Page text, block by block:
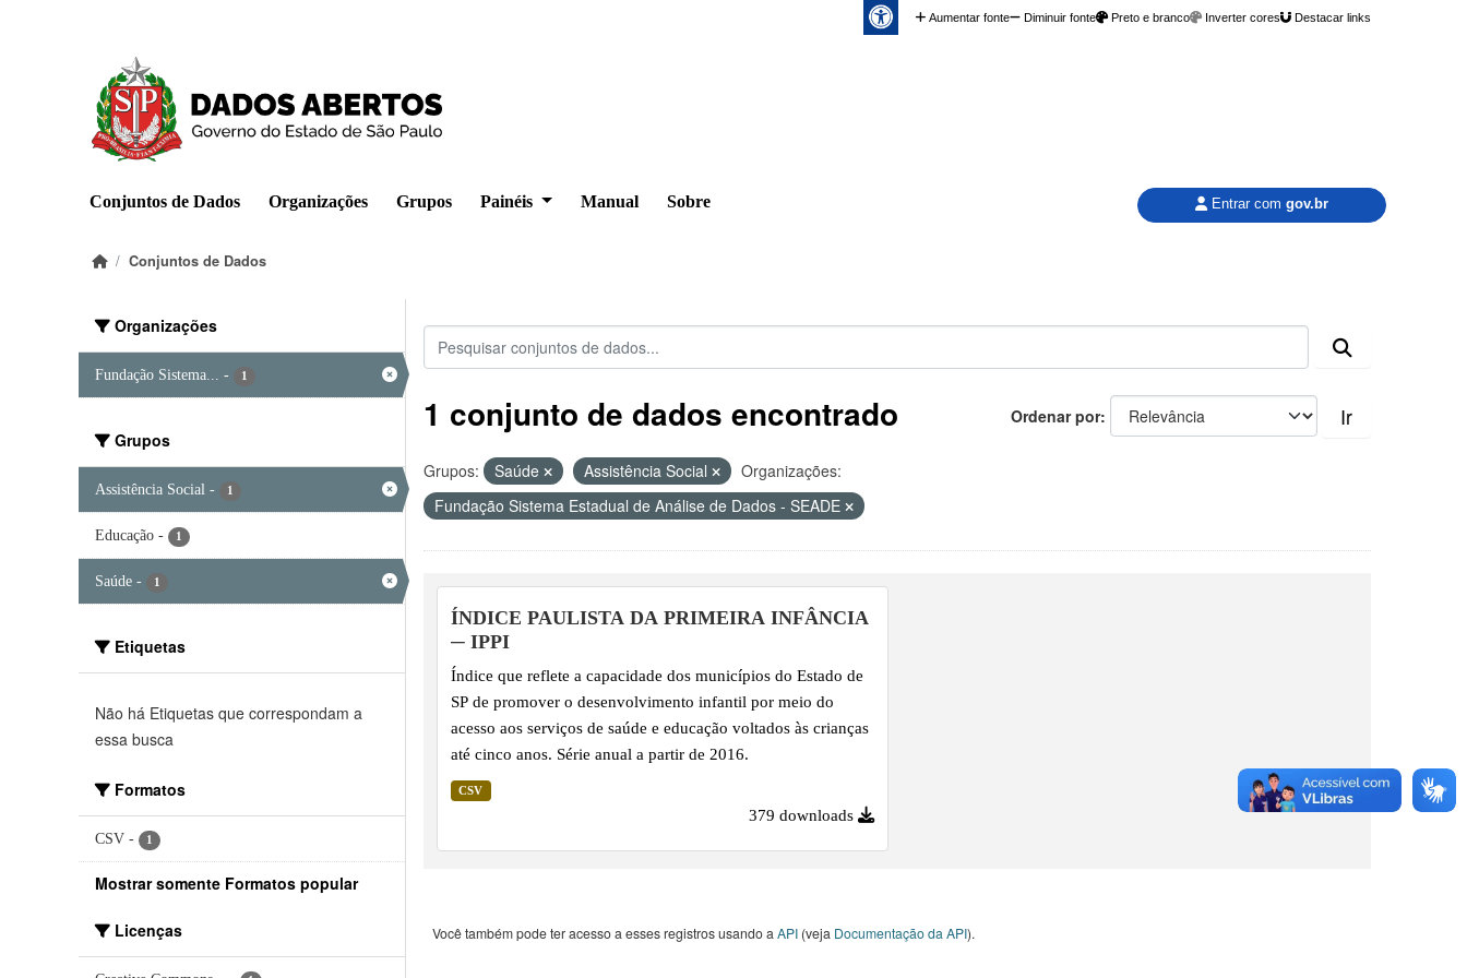
Aumentar fonte Diminuir fonte Preto e branco Inverter cores Destacar links
Conjuntos de Dados Organizações Grupos Painéis Manual Sobre Entrar com gov.br
Conjuntos de Dados
Organizações
Fundação Sistema... - 1
Grupos
Assistência Social - 1
Educação - 1
Saúde - 1
Etiquetas
Não há Etiquetas que correspondam a
essa busca
Formatos
CSV - 1
Mostrar somente Formatos popular
Licenças
Ordenar por Ir
1 conjunto de dados encontrado
Grupos: Saúde Assistência Social
Organizações:
Fundação Sistema Estadual de Análise de Dados - SEADE
ÍNDICE PAULISTA DA PRIMEIRA INFÂNCIA
─ IPPI
Índice que reflete a capacidade dos municípios do Estado de
SP de promover o desenvolvimento infantil por meio do
acesso aos serviços de saúde e educação voltados às crianças
até cinco anos. Série anual a partir de 2016.
CSV
379 downloads
Você também pode ter acesso a esses registros usando a API (veja Documentação da API).